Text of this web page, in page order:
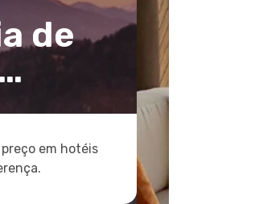
de
em hotéis